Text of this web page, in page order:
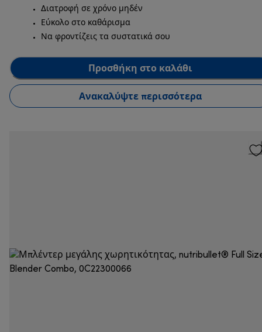
Διατροφή σε χρόνο μηδέν
Εύκολο στο καθάρισμα
Να φροντίζεις τα συστατικά σου
Προσθήκη στο καλάθι
Ανακαλύψτε περισσότερα